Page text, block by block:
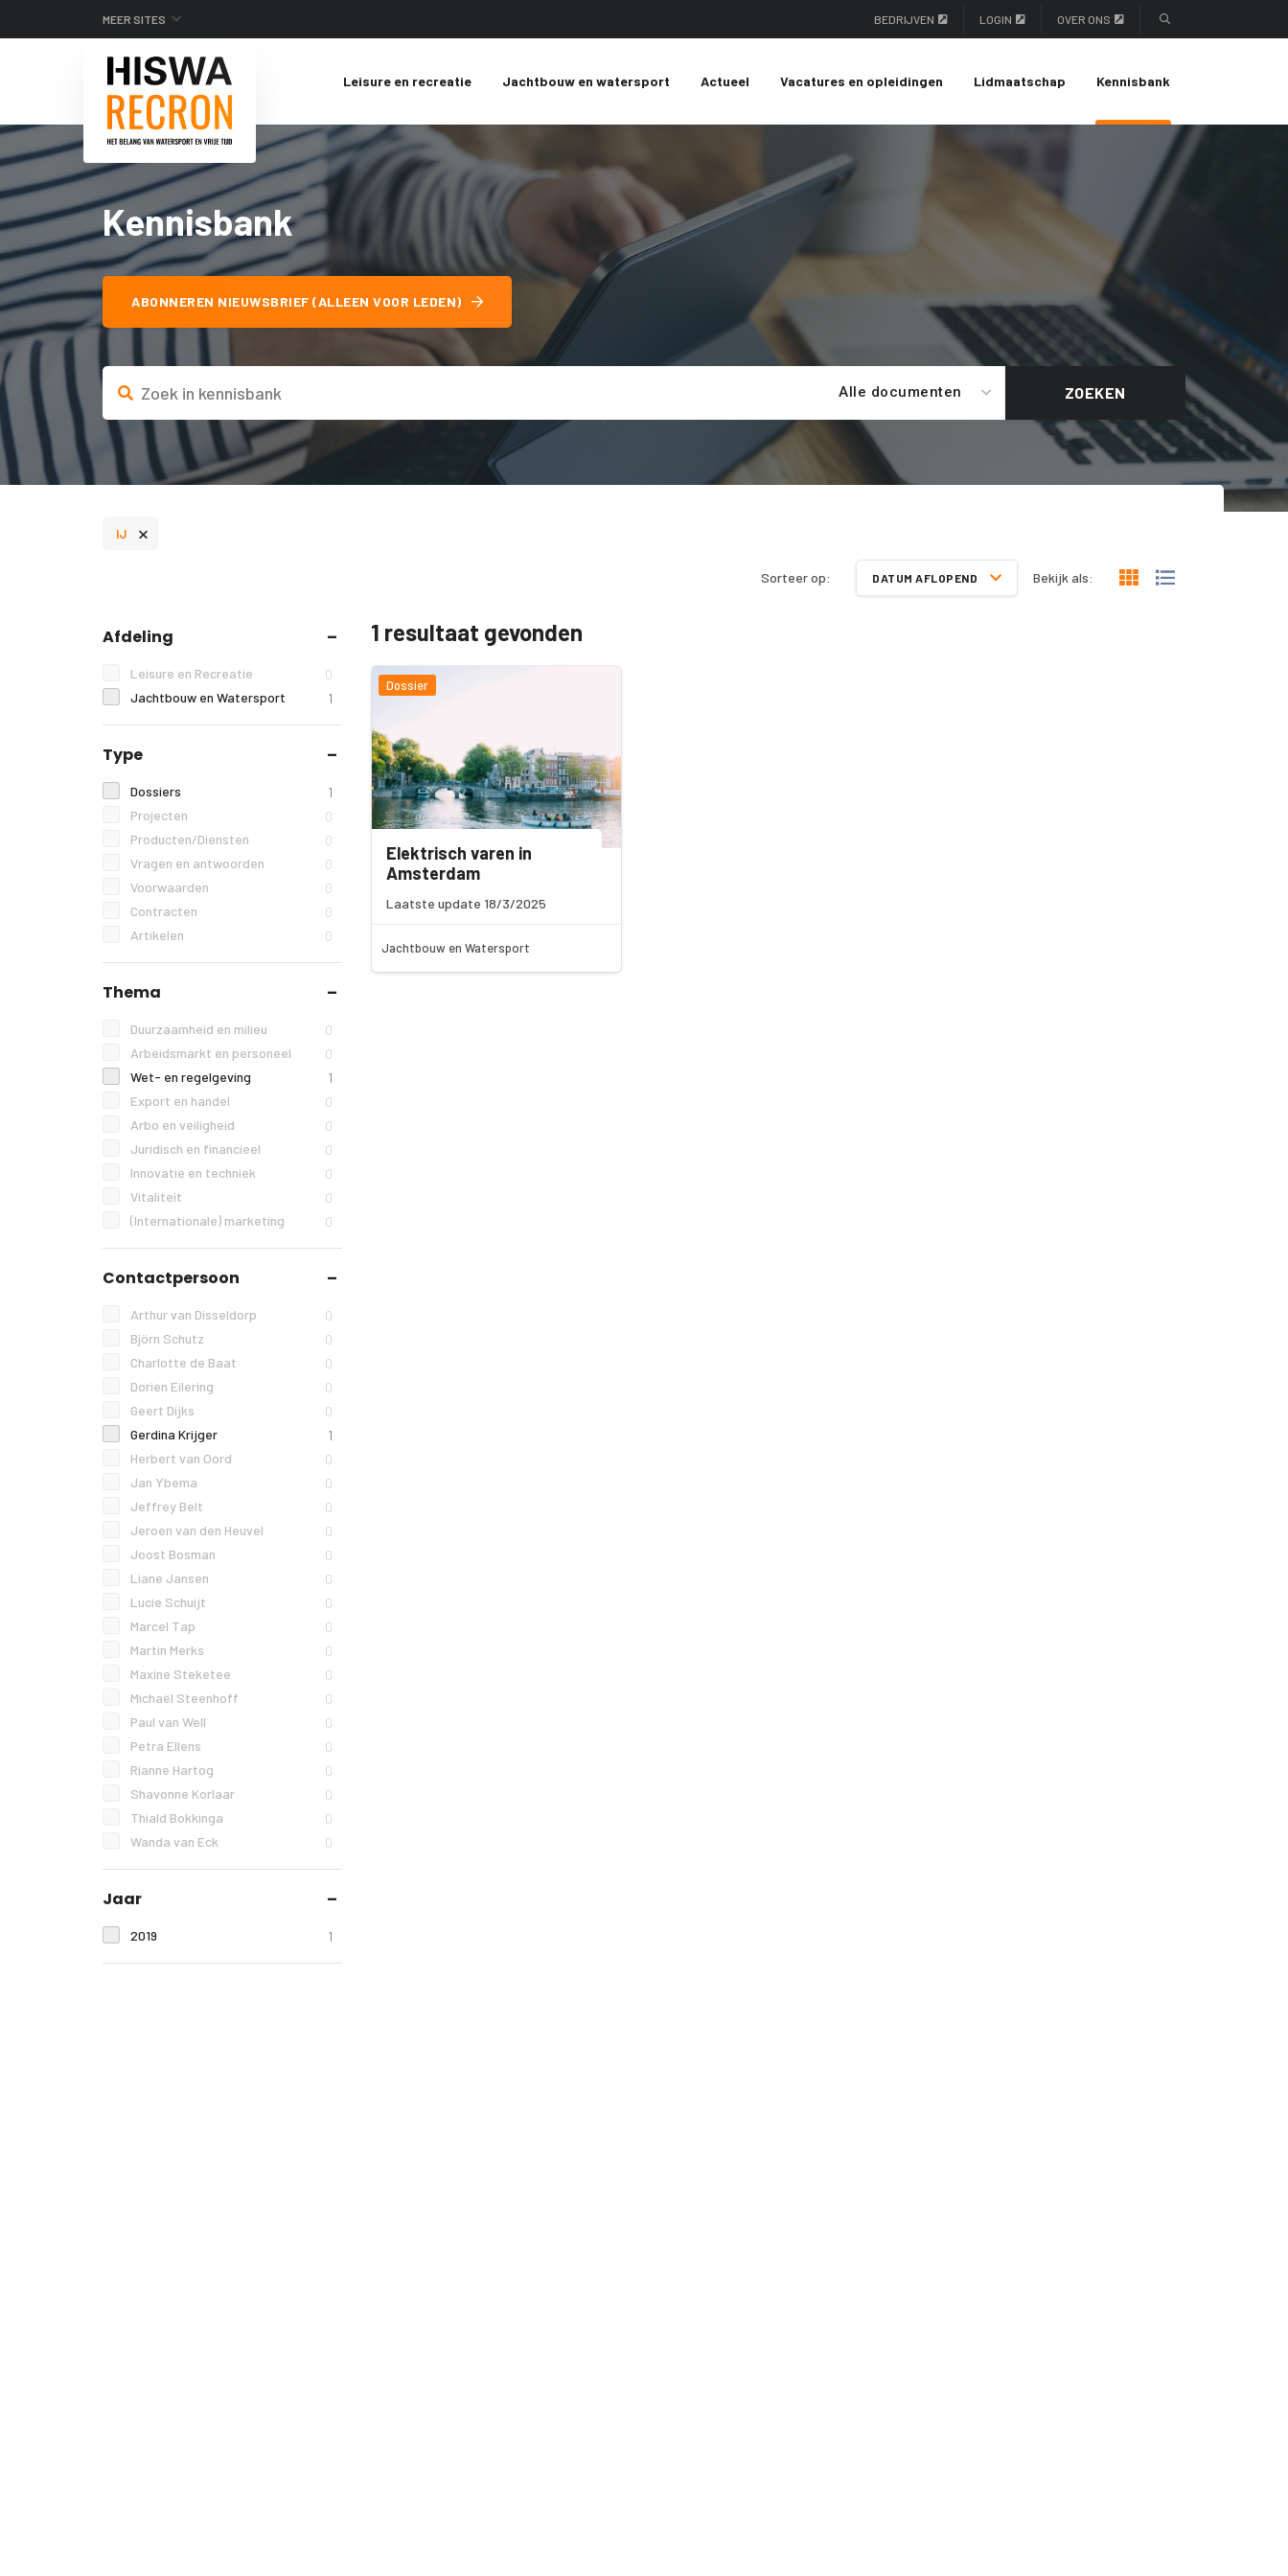
MEER SITES BEDRIJVEN LOGIN OVER ONS
Leisure en recreatie Jachtbouw en watersport Actueel Vacatures en opleidingen Lidmaatschap Kennisbank
Kennisbank
ABONNEREN NIEUWSBRIEF (ALLEEN VOOR LEDEN)
Alle documenten ZOEKEN
IJ ×
Sorteer op: DATUM AFLOPEND Bekijk als:
Afdeling
Leisure en Recreatie 0
Jachtbouw en Watersport 1
Type
Dossiers 1
Projecten 0
Producten/Diensten 0
Vragen en antwoorden 0
Voorwaarden 0
Contracten 0
Artikelen 0
Thema
Duurzaamheid en milieu 0
Arbeidsmarkt en personeel 0
Wet- en regelgeving 1
Export en handel 0
Arbo en veiligheid 0
Juridisch en financieel 0
Innovatie en techniek 0
Vitaliteit 0
(Internationale) marketing 0
Contactpersoon
Arthur van Disseldorp 0
Björn Schutz 0
Charlotte de Baat 0
Dorien Eilering 0
Geert Dijks 0
Gerdina Krijger 1
Herbert van Oord 0
Jan Ybema 0
Jeffrey Belt 0
Jeroen van den Heuvel 0
Joost Bosman 0
Liane Jansen 0
Lucie Schuijt 0
Marcel Tap 0
Martin Merks 0
Maxine Steketee 0
Michaël Steenhoff 0
Paul van Well 0
Petra Ellens 0
Rianne Hartog 0
Shavonne Korlaar 0
Thiald Bokkinga 0
Wanda van Eck 0
Jaar
2019 1
1 resultaat gevonden
Dossier
Elektrisch varen in
Amsterdam
Laatste update 18/3/2025
Jachtbouw en Watersport